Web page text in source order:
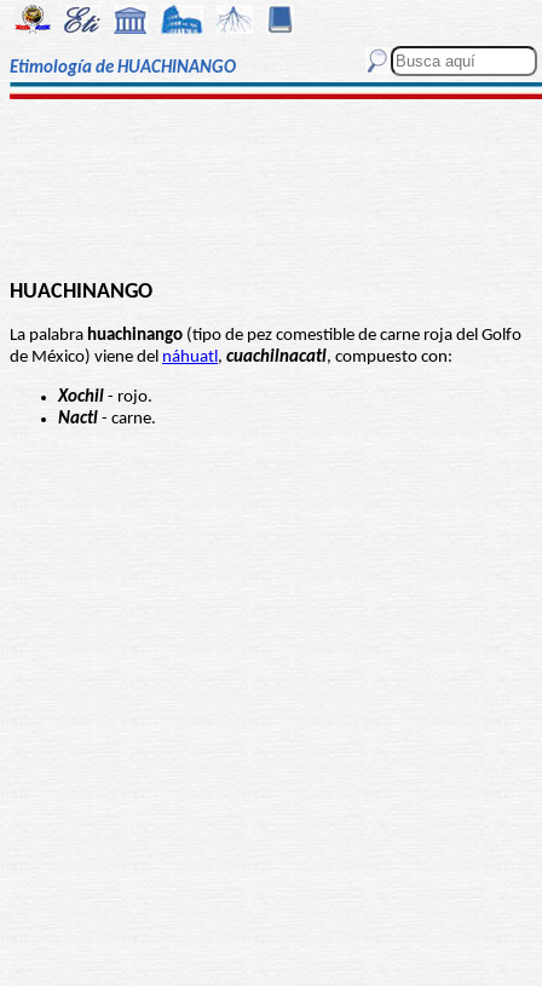
Etimología de HUACHINANGO
HUACHINANGO
La palabra huachinango (tipo de pez comestible de carne roja del Golfo
de México) viene del náhuatl, cuachilnacatl, compuesto con:
Xochil - rojo.
Nactl - carne.